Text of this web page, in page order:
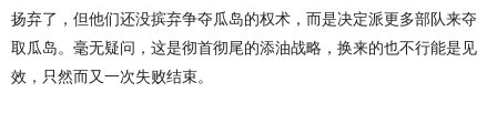
扬弃了，但他们还没摈弃争夺瓜岛的权术，而是决定派更多部队来夺
取瓜岛。毫无疑问，这是彻首彻尾的添油战略，换来的也不行能是见
效，只然而又一次失败结束。